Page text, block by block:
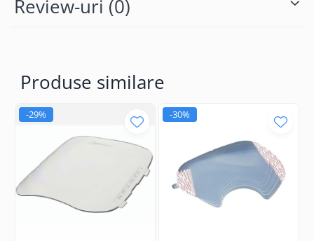
Review-uri (0)
Produse similare
-29% -30%